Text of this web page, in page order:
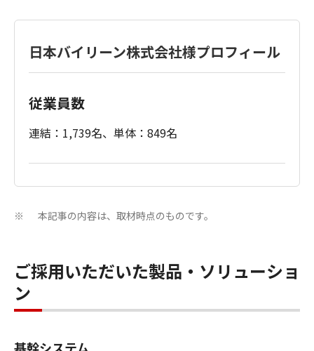
日本バイリーン株式会社様プロフィール
従業員数
連結：1,739名、単体：849名
※ 本記事の内容は、取材時点のものです。
ご採用いただいた製品・ソリューショ
ン